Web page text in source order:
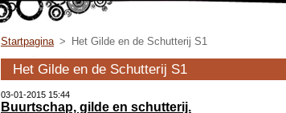
Startpagina > Het Gilde en de Schutterij S1
Het Gilde en de Schutterij S1
03-01-2015 15:44
Buurtschap, gilde en schutterij.